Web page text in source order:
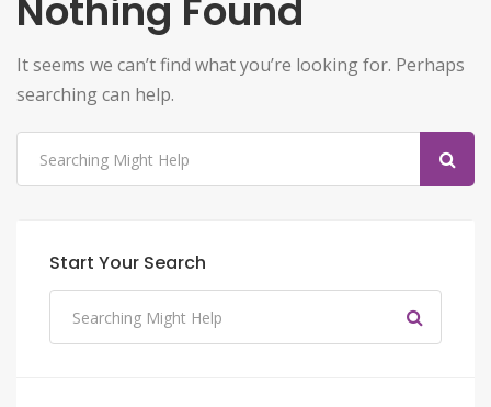
Nothing Found
It seems we can’t find what you’re looking for. Perhaps
searching can help.
Start Your Search